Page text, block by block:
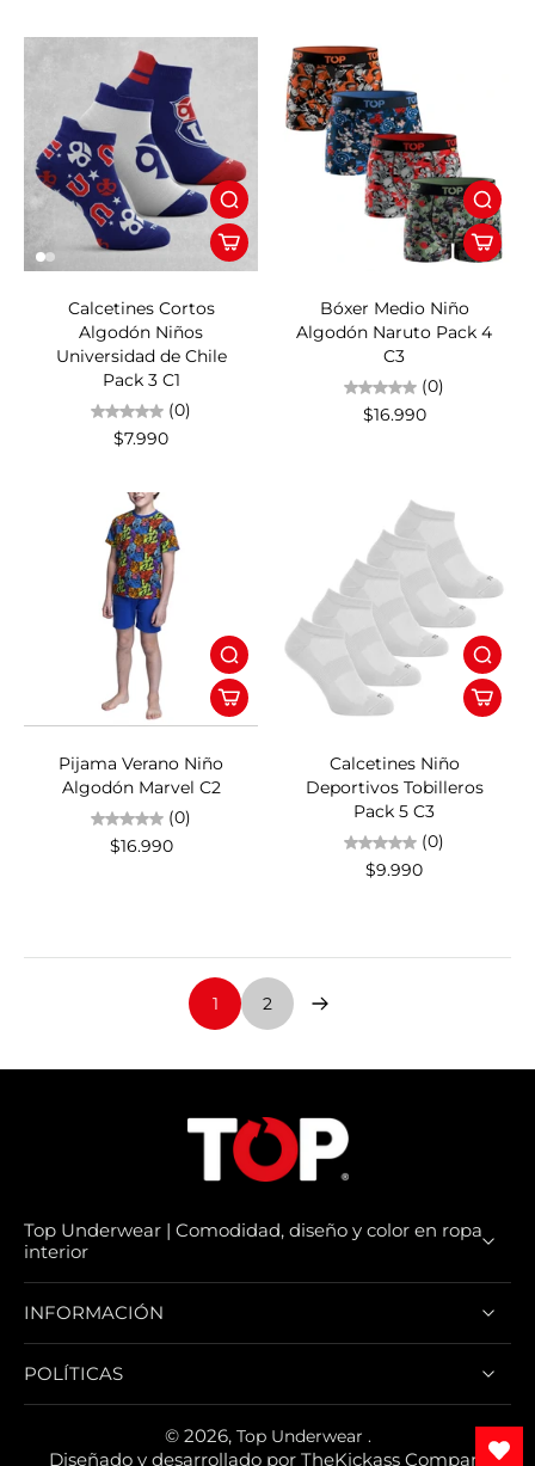
Calcetines Cortos
Algodón Niños
Universidad de Chile
Pack 3 C1
(0)
$7.990
Bóxer Medio Niño
Algodón Naruto Pack 4
C3
(0)
$16.990
Pijama Verano Niño
Algodón Marvel C2
(0)
$16.990
Calcetines Niño
Deportivos Tobilleros
Pack 5 C3
(0)
$9.990
1 2
Top Underwear | Comodidad, diseño y color en ropa
interior
INFORMACIÓN
POLÍTICAS
© 2026, Top Underwear .
Diseñado y desarrollado por TheKickass Company